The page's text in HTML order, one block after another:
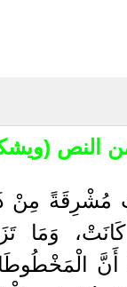
النص
مُشْرِقَةً مِنْ
وَمَا
أَنَّ